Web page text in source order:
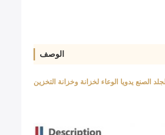
الوصف